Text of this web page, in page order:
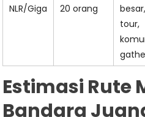
NLR/Giga
20 orang
tour,
Estimasi Rute
Bandara